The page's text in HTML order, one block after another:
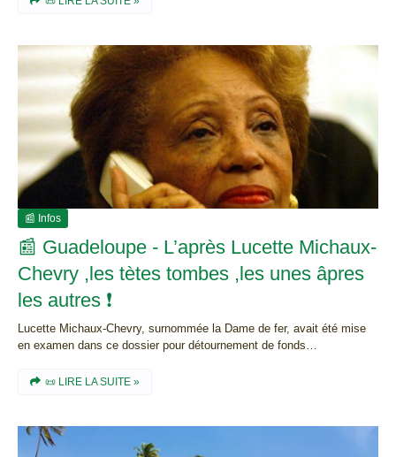
📰 Infos
📰 Guadeloupe - L’après Lucette Michaux-
Chevry ,les tètes tombes ,les unes âpres
les autres ❗
Lucette Michaux-Chevry, surnommée la Dame de fer, avait été mise
en examen dans ce dossier pour détournement de fonds…
📜 LIRE LA SUITE »